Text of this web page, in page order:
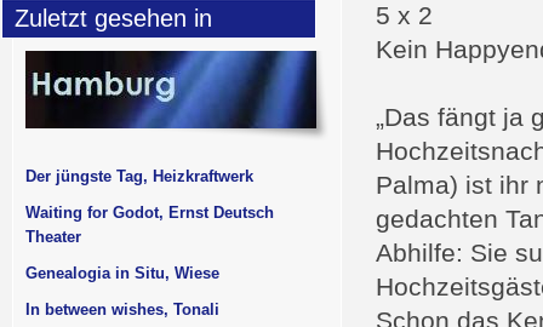
5 x 2
Kein
„Das fängt ja
Palma) ist ihr
gedachten
Abhilfe: Sie
Schon das
Zuletzt gesehen in
Der jüngste Tag, Heizkraftwerk
Waiting for Godot, Ernst Deutsch
Theater
Genealogia in Situ, Wiese
In between wishes, Tonali